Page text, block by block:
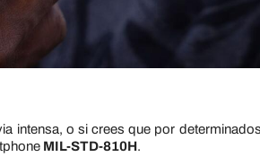
intensa, o si crees que por determinados
MIL-STD-810H.